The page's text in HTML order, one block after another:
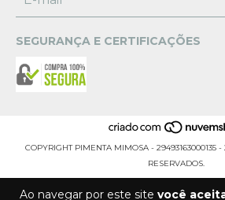
Ao navegar por este site você
SEGURANÇA E CERTIFICAÇÕES
COPYRIGHT PIMENTA MIMOSA - 29493163000135 -
RESERVADOS.